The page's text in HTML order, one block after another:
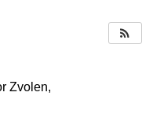
Zvolen,